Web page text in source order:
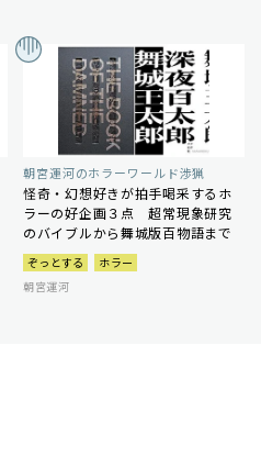
朝宮運河のホラーワールド渉猟
怪奇・幻想好きが拍手喝采するホ
ラーの好企画３点 超常現象研究
のバイブルから舞城版百物語まで
ぞっとする
ホラー
朝宮運河